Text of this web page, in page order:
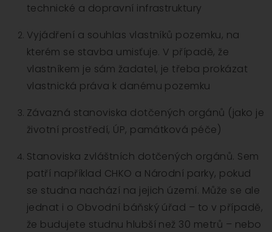
technické a dopravní infrastruktury
Vyjádření a souhlas vlastníků pozemku, na
kterém se stavba umisťuje. V případě, že
vlastníkem je sám žadatel, je třeba prokázat
vlastnická práva k danému pozemku
Závazná stanoviska dotčených orgánů (jako je
životní prostředí, ÚP, památková péče)
Stanoviska zvláštních dotčených orgánů. Sem
patří například CHKO a Národní parky, pokud
se studna nachází na jejich území. Může se ale
jednat i o Obvodní báňský úřad – to v případě,
že budujete studnu hlubší než 30 metrů – nebo